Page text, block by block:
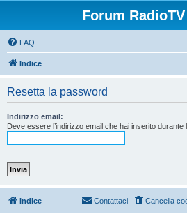
Forum
FAQ
Indice
Resetta la password
Indirizzo email:
Deve essere l’indirizzo email che hai inserito durante
Indice Cancella
Contattaci